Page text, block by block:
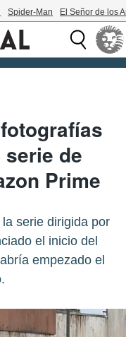
Spider-Man El Señor de los
de
Prime
serie dirigida por
el inicio del
empezado el